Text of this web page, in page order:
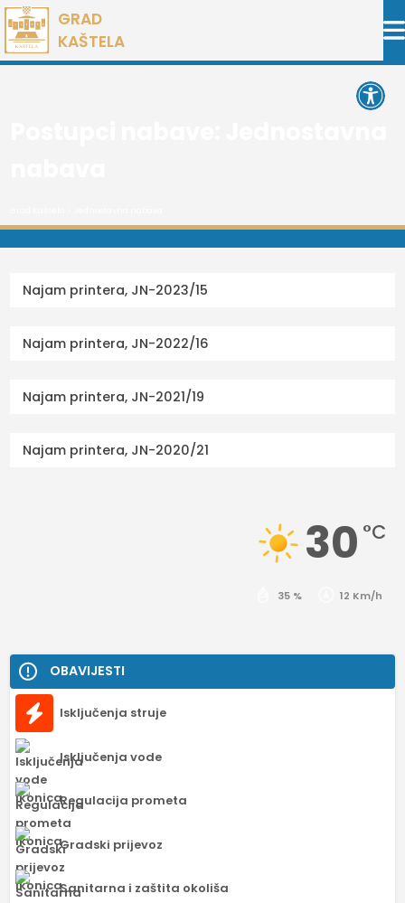
Preskoči
na
sadržaj
GRAD
KAŠTELA
Najam printera, JN-2023/15
Najam printera, JN-2022/16
Najam printera, JN-2021/19
Najam printera, JN-2020/21
30 °C
35 % 12 Km/h
OBAVIJESTI
Isključenja struje
Isključenja vode
Regulacija prometa
Gradski prijevoz
Sanitarna i zaštita okoliša